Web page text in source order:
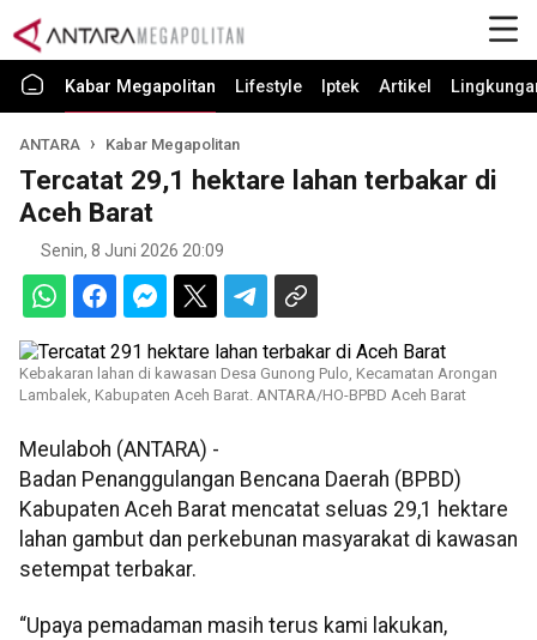
Kabar Megapolitan Lifestyle Iptek Artikel
ANTARA Kabar Megapolitan
Tercatat 29,1 hektare lahan terbakar di
Aceh Barat
Senin, 8 Juni 2026 20:09
Kebakaran lahan di kawasan Desa Gunong Pulo, Kecamatan Arongan
Lambalek, Kabupaten Aceh Barat. ANTARA/HO-BPBD Aceh Barat
Meulaboh (ANTARA) -
Badan Penanggulangan Bencana Daerah (BPBD)
Kabupaten Aceh Barat mencatat seluas 29,1 hektare
lahan gambut dan perkebunan masyarakat di kawasan
setempat terbakar.
“Upaya pemadaman masih terus kami lakukan,